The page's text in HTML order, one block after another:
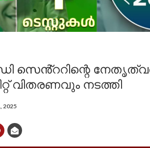
സെൻ്ററിന്റെ
വിതരണവും നടത്തി
2025